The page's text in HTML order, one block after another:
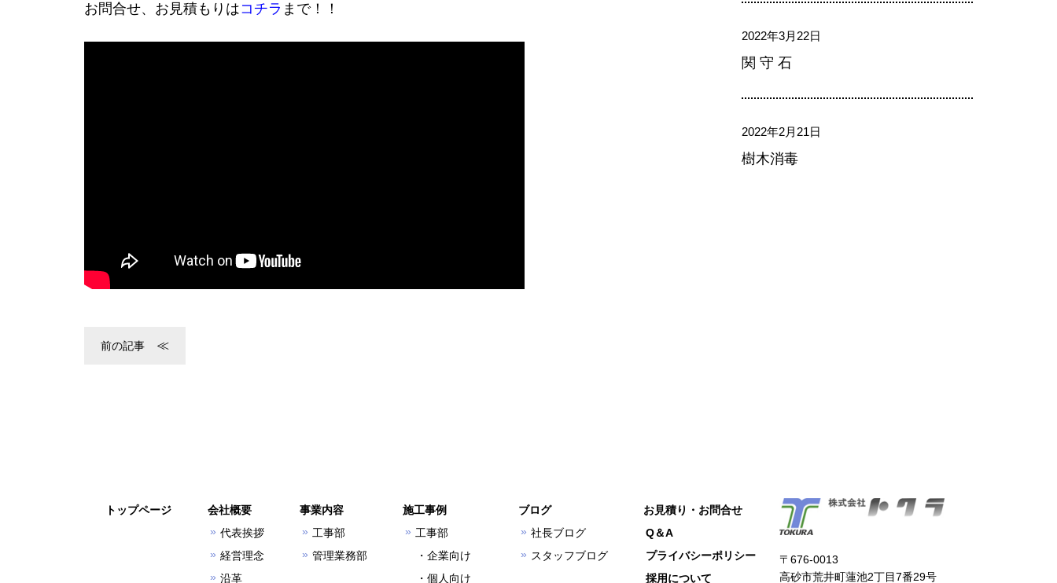
お問合せ、お見積もりはコチラ まで！！
前の記事
2022年3月22日
関 守 石
2022年2月21日
樹木消毒
トップページ
会社概要
代表挨拶
経営理念
沿革
事業内容
工事部
管理業務部
施工事例
工事部
企業向け
個人向け
ブログ
社長ブログ
スタッフブログ
お見積り・お問合せ
Q＆A
プライバシーポリシー
採用について
〒676-0013
高砂市荒井町蓮池2丁目7番29号